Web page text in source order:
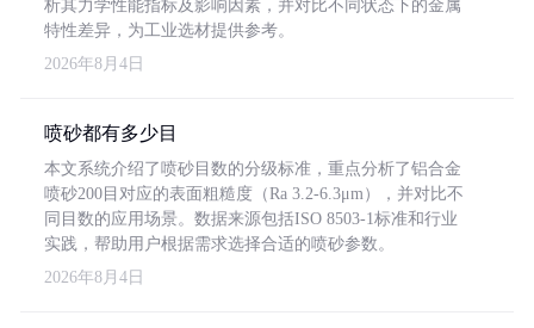
析其力学性能指标及影响因素，并对比不同状态下的金属
特性差异，为工业选材提供参考。
2026年8月4日
喷砂都有多少目
本文系统介绍了喷砂目数的分级标准，重点分析了铝合金
喷砂200目对应的表面粗糙度（Ra 3.2-6.3μm），并对比不
同目数的应用场景。数据来源包括ISO 8503-1标准和行业
实践，帮助用户根据需求选择合适的喷砂参数。
2026年8月4日